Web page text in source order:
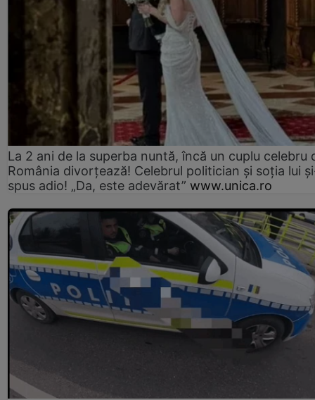
La 2 ani de la superba nuntă, încă un cuplu celebru
România divorțează! Celebrul politician și soția lui
spus adio! „Da, este adevărat” www.unica.ro